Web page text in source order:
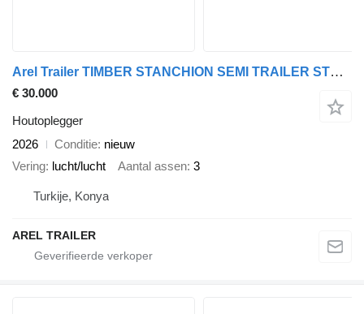
Arel Trailer TIMBER STANCHION SEMI TRAILER STOCK
€ 30.000
Houtoplegger
2026
Conditie nieuw
Vering lucht/lucht Aantal assen 3
Turkije, Konya
AREL TRAILER